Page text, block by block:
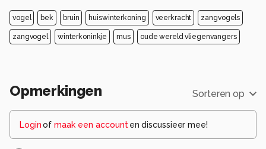
vogel bek bruin huiswinterkoning veerkracht zangvogels
zangvogel winterkoninkje mus oude wereld vliegenvangers
Opmerkingen Sorteren op
Loginof maak een account en discussieer mee!